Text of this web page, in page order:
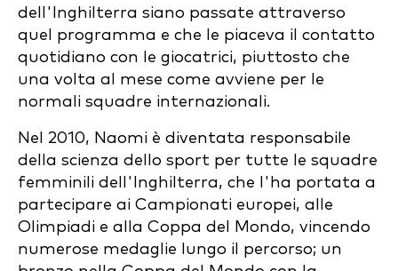
dell'Inghilterra siano passate attraverso
quel programma e che le piaceva il contatto
quotidiano con le giocatrici, piuttosto che
una volta al mese come avviene per le
normali squadre internazionali.
Nel 2010, Naomi è diventata responsabile
della scienza dello sport per tutte le squadre
femminili dell'Inghilterra, che l'ha portata a
partecipare ai Campionati europei, alle
Olimpiadi e alla Coppa del Mondo, vincendo
numerose medaglie lungo il percorso; un